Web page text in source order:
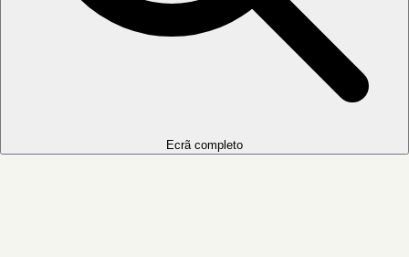
Ecrã completo